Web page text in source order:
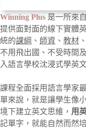
Winning Plus 是一所來
提供面對面的線下實體
統的課綱 、 師資 、 教材 、
不用飛出國、不受時間
入語言學校沈浸式學英文
課程全面採用語言學家
單來說，就是讓學生像
境下建立英文思維， 用
記單字，就能自然而然